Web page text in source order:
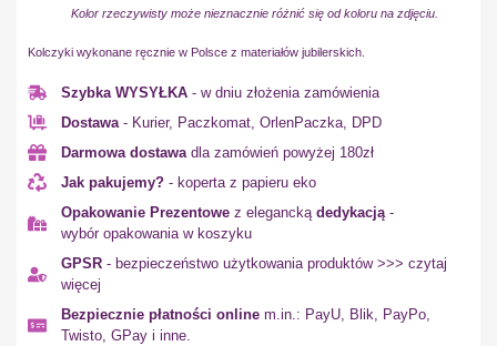
Kolor rzeczywisty może nieznacznie różnić się od koloru na zdjęciu.
Kolczyki wykonane ręcznie w Polsce z materiałów jubilerskich.
Szybka WYSYŁKA - w dniu złożenia zamówienia
Dostawa- Kurier, Paczkomat, OrlenPaczka, DPD
Darmowa dostawadla zamówień powyżej 180zł
Jak pakujemy? - koperta z papieru eko
Opakowanie Prezentowe z eleganckądedykacją-
wybór opakowania w koszyku
GPSR - bezpieczeństwo użytkowania produktów >>> czytaj
więcej
Bezpiecznie płatności online m.in.: PayU, Blik, PayPo,
Twisto, GPay i inne.